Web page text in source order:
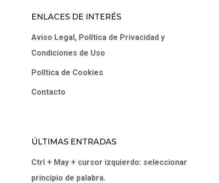
ENLACES DE INTERÉS
Aviso Legal, Política de Privacidad y
Condiciones de Uso
Política de Cookies
Contacto
ÚLTIMAS ENTRADAS
Ctrl + May + cursor izquierdo: seleccionar
principio de palabra.